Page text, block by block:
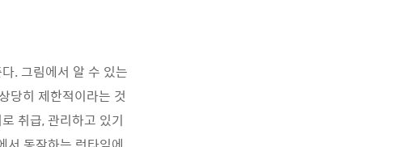
. 그림에서 알 수 있는
히 제한적이라는 것
취급, 관리하고 있기